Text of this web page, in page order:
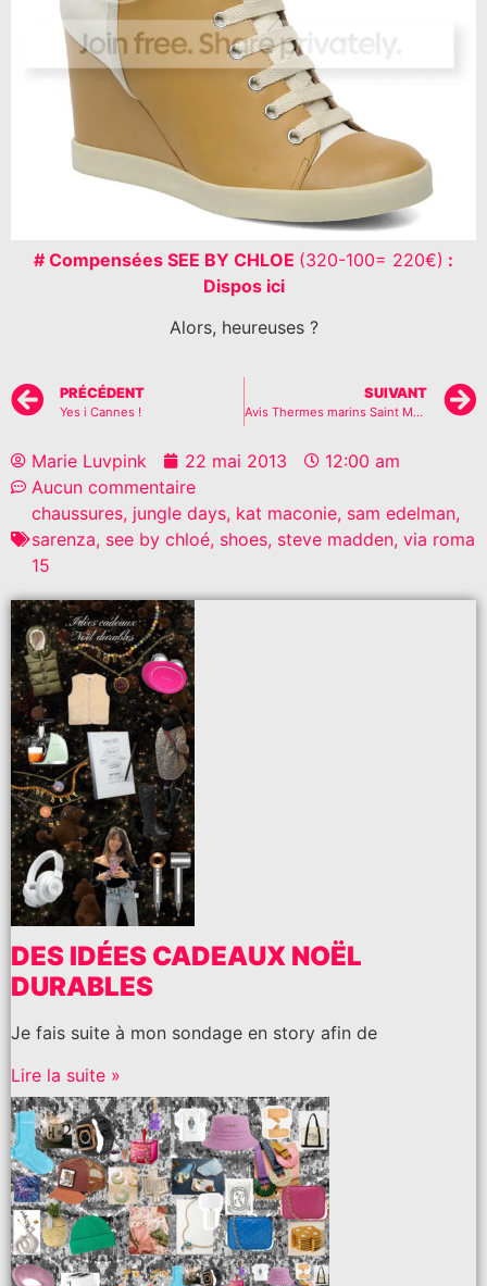
# Compensées SEE BY CHLOE (320-100= 220€) :
Dispos ici
Alors, heureuses ?
PRÉCÉDENT
Yes i Cannes !
SUIVANT
Avis Thermes marins Saint Malo
Marie Luvpink 22 mai 2013
12:00 am
Aucun commentaire
chaussures, jungle days, kat maconie, sam edelman,
sarenza, see by chloé, shoes, steve madden, via roma
15
DES IDÉES CADEAUX NOËL
DURABLES
Je fais suite à mon sondage en story afin de
Lire la suite »